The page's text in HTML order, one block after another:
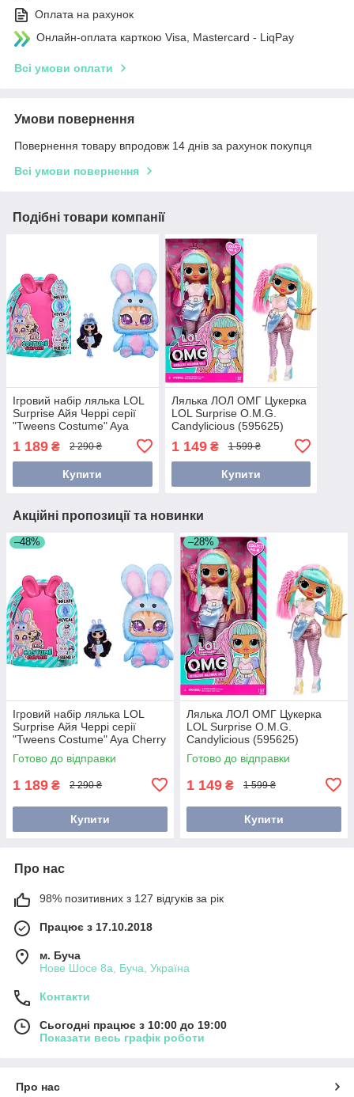
Оплата на рахунок
Онлайн-оплата карткою Visa, Mastercard - LiqPay
Всі умови оплати
Умови повернення
Повернення товару впродовж 14 днів за рахунок покупця
Всі умови повернення
Подібні товари компанії
Ігровий набір лялька LOL
Surprise Айя Черрі серії
"Tweens Costume" Aya
1 189 ₴ 2 290 ₴
Купити
Лялька ЛОЛ ОМГ Цукерка
LOL Surprise O.M.G.
Candylicious (595625)
1 149₴ 1 599 ₴
Купити
Акційні пропозиції та новинки
–48%
Ігровий набір лялька LOL
Surprise Айя Черрі серії
"Tweens Costume" Aya Cherry
(504054)
Готово до відправки
1 189 ₴ 2 290 ₴
Купити
–28%
Лялька ЛОЛ ОМГ Цукерка
LOL Surprise O.M.G.
Candylicious (595625)
Готово до відправки
1 149 ₴ 1 599 ₴
Купити
Про нас
98% позитивних з 127 відгуків за рік
Працює з 17.10.2018
м. Буча
Нове Шосе 8а, Буча, Україна
Контакти
Сьогодні працює з 10:00 до 19:00
Показати весь графік роботи
Про нас